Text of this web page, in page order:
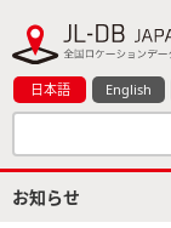
日本語 English
お知らせ